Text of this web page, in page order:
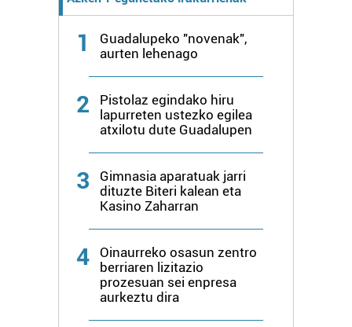
1
Guadalupeko "novenak",
aurten lehenago
2
Pistolaz egindako hiru
lapurreten ustezko egilea
atxilotu dute Guadalupen
3
Gimnasia aparatuak jarri
dituzte Biteri kalean eta
Kasino Zaharran
4
Oinaurreko osasun zentro
berriaren lizitazio
prozesuan sei enpresa
aurkeztu dira